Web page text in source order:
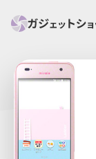
セール情報